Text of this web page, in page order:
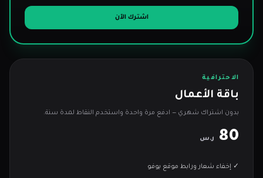
اشترك الآن
الاحترافية
باقة الأعمال
بدون اشتراك شهري — ادفع مرة واحدة واستخدم النقاط لمدة سنة.
80 ر.س
✓ إخفاء شعار ورابط موقع يوفو